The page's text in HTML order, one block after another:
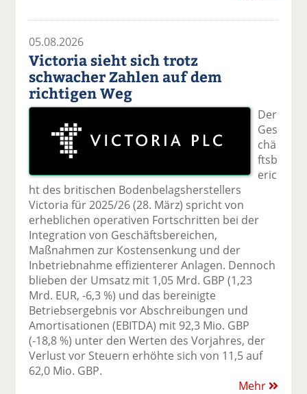
05.08.2026
Victoria sieht sich trotz
schwacher Zahlen auf dem
richtigen Weg
Der
Ges
chä
ftsb
eric
ht des britischen Bodenbelagsherstellers
Victoria für 2025/26 (28. März) spricht von
erheblichen operativen Fortschritten bei der
Integration von Geschäftsbereichen,
Maßnahmen zur Kostensenkung und der
Inbetriebnahme effizienterer Anlagen. Dennoch
blieben der Umsatz mit 1,05 Mrd. GBP (1,23
Mrd. EUR, -6,3 %) und das bereinigte
Betriebsergebnis vor Abschreibungen und
Amortisationen (EBITDA) mit 92,3 Mio. GBP
(-18,8 %) unter den Werten des Vorjahres, der
Verlust vor Steuern erhöhte sich von 11,5 auf
62,0 Mio. GBP.
Mehr